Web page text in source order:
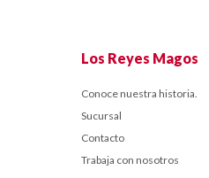
Los Reyes Magos
Conoce nuestra historia.
Sucursal
Contacto
Trabaja con nosotros